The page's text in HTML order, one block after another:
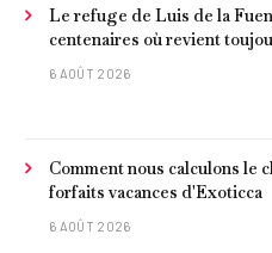
Le refuge de Luis de la
centenaires où revient
6 AOÛT 2026
Comment nous calculons le
forfaits vacances d'Exoticca
6 AOÛT 2026